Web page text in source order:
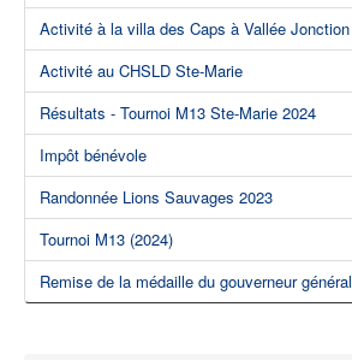
Activité à la villa des Caps à Vallée Jonction
Activité au CHSLD Ste-Marie
Résultats - Tournoi M13 Ste-Marie 2024
Impôt bénévole
Randonnée Lions Sauvages 2023
Tournoi M13 (2024)
Remise de la médaille du gouverneur général